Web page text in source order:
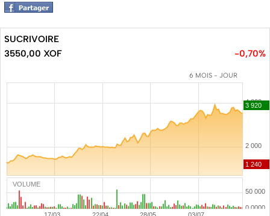
SUCRIVOIRE
3550,00 XOF
-0,70%
6 MOIS - JOUR
VOLUME